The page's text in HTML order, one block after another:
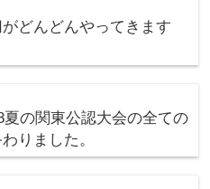
がどんどんやってきます
夏の関東公認大会の全ての
りました。